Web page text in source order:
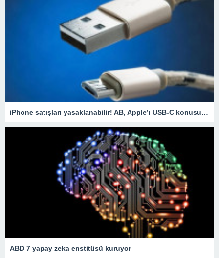
iPhone satışları yasaklanabilir! AB, Apple’ı USB-C konusunda uyardı
ABD 7 yapay zeka enstitüsü kuruyor